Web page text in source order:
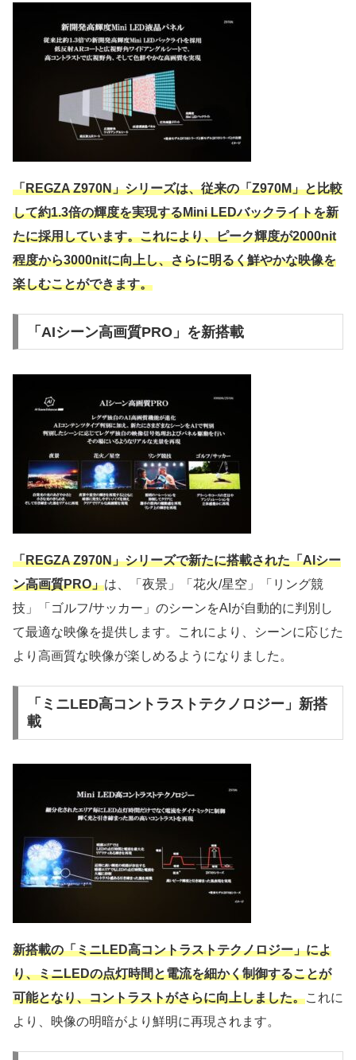
「REGZA Z970N」シリーズは、従来の「Z970M」と比較
して約1.3倍の輝度を実現するMini LEDバックライトを新
たに採用しています。これにより、ピーク輝度が2000nit
程度から3000nitに向上し、さらに明るく鮮やかな映像を
楽しむことができます。
「AIシーン高画質PRO」を新搭載
「REGZA Z970N」シリーズで新たに搭載された「AIシー
ン高画質PRO」は、「夜景」「花火/星空」「リング競
技」「ゴルフ/サッカー」のシーンをAIが自動的に判別し
て最適な映像を提供します。これにより、シーンに応じた
より高画質な映像が楽しめるようになりました。
「ミニLED高コントラストテクノロジー」新搭
載
新搭載の「ミニLED高コントラストテクノロジー」によ
り、ミニLEDの点灯時間と電流を細かく制御することが
可能となり、コントラストがさらに向上しました。これに
より、映像の明暗がより鮮明に再現されます。